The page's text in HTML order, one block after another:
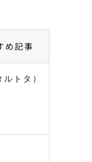
め記事
トタ）